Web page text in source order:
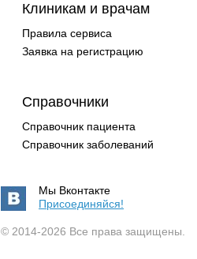
Клиникам и врачам
Правила сервиса
Заявка на регистрацию
Справочники
Справочник пациента
Справочник заболеваний
Мы Вконтакте
Присоединяйся!
© 2014-2026 Все права защищены.